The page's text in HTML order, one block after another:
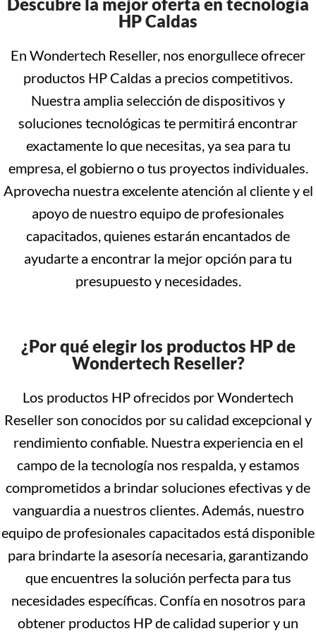
HP Caldas
En Wondertech Reseller, nos enorgullece ofrecer
productos HP Caldas a precios competitivos.
Nuestra amplia selección de dispositivos y
soluciones tecnológicas te permitirá encontrar
exactamente lo que necesitas, ya sea para tu
empresa, el gobierno o tus proyectos individuales.
Aprovecha nuestra excelente atención al cliente y el
apoyo de nuestro equipo de profesionales
capacitados, quienes estarán encantados de
ayudarte a encontrar la mejor opción para tu
presupuesto y necesidades.
¿Por qué elegir los productos HP de
Wondertech Reseller?
Los productos HP ofrecidos por Wondertech
Reseller son conocidos por su calidad excepcional y
rendimiento confiable. Nuestra experiencia en el
campo de la tecnología nos respalda, y estamos
comprometidos a brindar soluciones efectivas y de
vanguardia a nuestros clientes. Además, nuestro
equipo de profesionales capacitados está disponible
para brindarte la asesoría necesaria, garantizando
que encuentres la solución perfecta para tus
necesidades específicas. Confía en nosotros para
obtener productos HP de calidad superior y un